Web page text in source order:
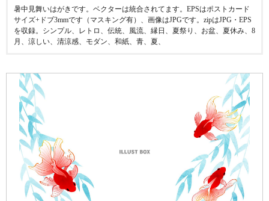
暑中見舞いはがきです。ベクターは統合されてます。EPSはポストカード
サイズ+ドブ3mmです（マスキング有）、画像はJPGです。zipはJPG・EPS
を収録。シンプル、レトロ、伝統、風流、縁日、夏祭り、お盆、夏休み、8
月、涼しい、清涼感、モダン、和紙、青、夏、